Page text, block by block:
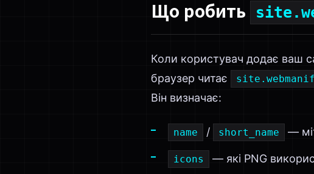
Що робить
Коли користувач додає ваш
браузер читає
Він визначає:
name / short_name —
icons — які PNG